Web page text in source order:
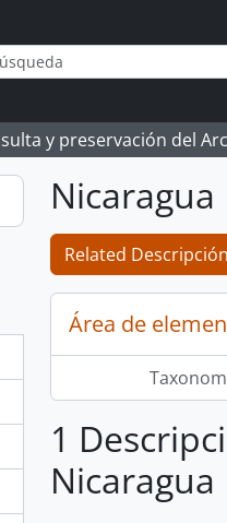
options
y preservación del
Nicaragua
Related
Área de
1
Nicaragua